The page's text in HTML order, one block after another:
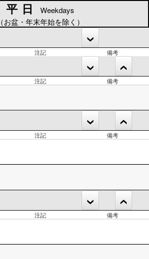
平日
Weekdays
（お盆・年末年始を除く）
注記 備考
注記 備考
注記 備考
注記 備考